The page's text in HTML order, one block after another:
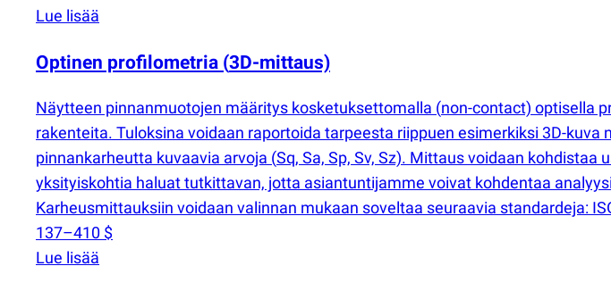
Lue lisää
Optinen profilometria (3D-mittaus)
Näytteen pinnanmuotojen määritys kosketuksettomalla (non-contact) optisella
rakenteita. Tuloksina voidaan raportoida tarpeesta riippuen esimerkiksi 3D-
pinnankarheutta kuvaavia arvoja (Sq​, Sa​, Sp​, Sv​, Sz). Mittaus voidaan
yksityiskohtia haluat tutkittavan, jotta asiantuntijamme voivat kohdentaa
Karheusmittauksiin voidaan valinnan mukaan soveltaa seuraavia standardeja:
137–410 $
Lue lisää